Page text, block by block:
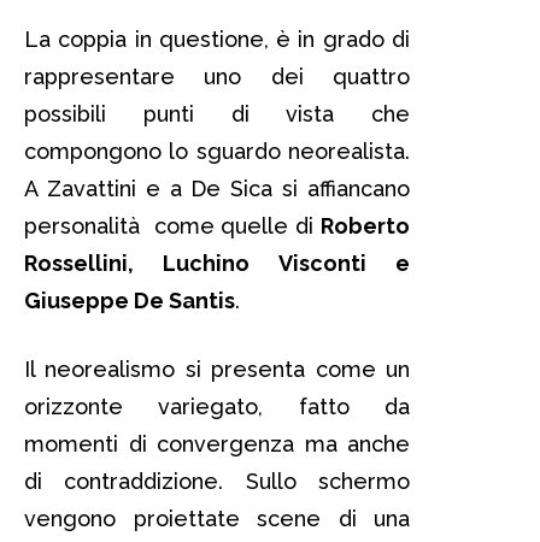
La coppia in questione, è in grado di
rappresentare uno dei quattro
possibili punti di vista che
compongono lo sguardo neorealista.
A Zavattini e a De Sica si affiancano
personalità come quelle di Roberto
Rossellini, Luchino Visconti e
Giuseppe De Santis.
Il neorealismo si presenta come un
orizzonte variegato, fatto da
momenti di convergenza ma anche
di contraddizione. Sullo schermo
vengono proiettate scene di una